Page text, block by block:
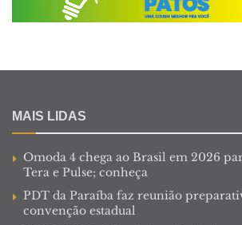
MAIS LIDAS
Omoda 4 chega ao Brasil em 2026
Tera e Pulse; conheça
PDT da Paraíba faz reunião
convenção estadual